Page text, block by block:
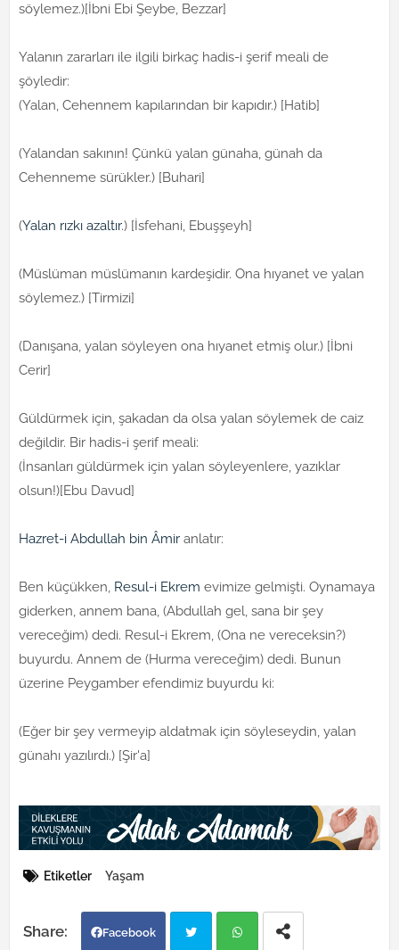
söylemez.)[İbni Ebi Şeybe, Bezzar]
Yalanın zararları ile ilgili birkaç hadis-i şerif meali de
şöyledir:
(Yalan, Cehennem kapılarından bir kapıdır.) [Hatib]
(Yalandan sakının! Çünkü yalan günaha, günah da
Cehenneme sürükler.) [Buhari]
(Yalan rızkı azaltır.) [İsfehani, Ebuşşeyh]
(Müslüman müslümanın kardeşidir. Ona hıyanet ve yalan
söylemez.) [Tirmizi]
(Danışana, yalan söyleyen ona hıyanet etmiş olur.) [İbni
Cerir]
Güldürmek için, şakadan da olsa yalan söylemek de caiz
değildir. Bir hadis-i şerif meali:
(İnsanları güldürmek için yalan söyleyenlere, yazıklar
olsun!)[Ebu Davud]
Hazret-i Abdullah bin Âmir anlatır:
Ben küçükken, Resul-i Ekrem evimize gelmişti. Oynamaya
giderken, annem bana, (Abdullah gel, sana bir şey
vereceğim) dedi. Resul-i Ekrem, (Ona ne vereceksin?)
buyurdu. Annem de (Hurma vereceğim) dedi. Bunun
üzerine Peygamber efendimiz buyurdu ki:
(Eğer bir şey vermeyip aldatmak için söyleseydin, yalan
günahı yazılırdı.) [Şir'a]
Etiketler Yaşam
Facebook